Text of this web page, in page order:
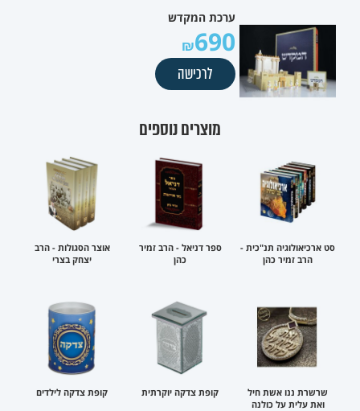
ערכת המקדש
690
לרכישה
מוצרים נוספים
סט ארכיאולוגיה תנ"כית -
הרב זמיר כהן
ספר דניאל - הרב זמיר
כהן
אוצר הסגולות - הרב
יצחק בצרי
שרשרת ננו אשת חיל
ואת עלית על כולנה
קופת צדקה יוקרתית קופת צדקה לילדים